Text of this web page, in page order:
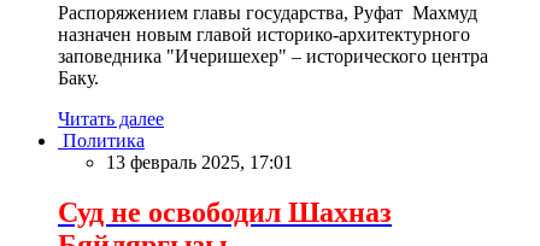
Распоряжением главы государства, Руфат Махмуд
назначен новым главой историко-архитектурного
заповедника "Ичеришехер" – исторического центра
Баку.
Читать далее
Политика
13 февраль 2025, 17:01
Суд не освободил Шахназ